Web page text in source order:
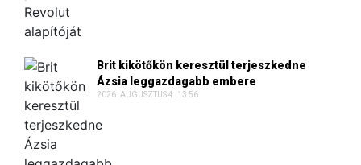
Brit kikötőkön keresztül terjeszkedne
Ázsia leggazdagabb embere
2026. AUGUSZTUS 4. 13:56